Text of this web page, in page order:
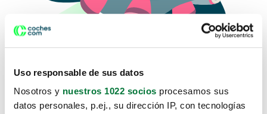
Uso responsable de sus datos
Nosotros y nuestros 1022 socios procesamos sus
datos personales, p.ej., su dirección IP, con tecnologías